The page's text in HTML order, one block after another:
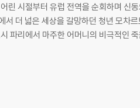
린 시절부터 유럽 전역을 순회하며 신
더 넓은 세상을 갈망하던 청년 모차
파리에서 마주한 어머니의 비극적인